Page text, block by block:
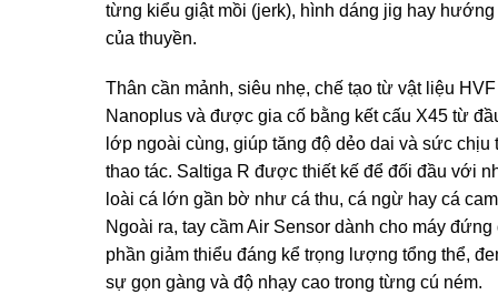
từng kiểu giật mồi (jerk), hình dáng jig hay hướng
của thuyền.
Thân cần mảnh, siêu nhẹ, chế tạo từ vật liệu HVF
Nanoplus và được gia cố bằng kết cấu X45 từ
lớp ngoài cùng, giúp tăng độ dẻo dai và sức chịu
thao tác. Saltiga R được thiết kế để đối đầu với
loài cá lớn gần bờ như cá thu, cá ngừ hay cá
Ngoài ra, tay cầm Air Sensor dành cho máy đứng
phần giảm thiểu đáng kể trọng lượng tổng thể,
sự gọn gàng và độ nhạy cao trong từng cú ném.